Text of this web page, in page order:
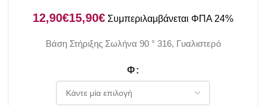
€
€
Βάση Στήριξης Σωλήνα 90 ° 316, Γυαλιστερό
Φ